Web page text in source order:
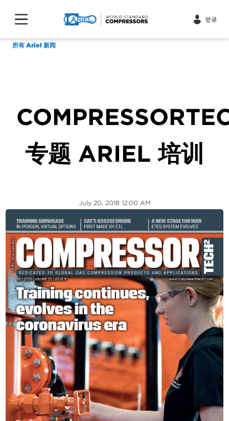
登录
所有 Ariel 新闻
专题 ARIEL 培训
July 20, 2018 12:00 AM